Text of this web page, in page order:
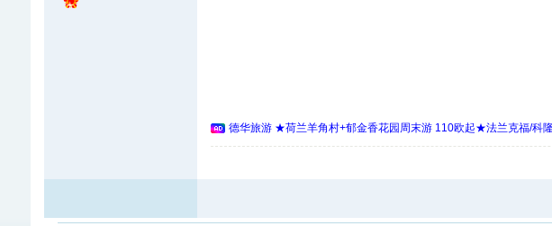
德华旅游 ★荷兰羊角村+郁金香花园周末游 110欧起★法兰克福/科